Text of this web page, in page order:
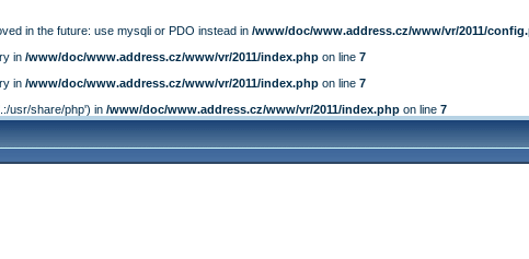
in the future: use mysqli or PDO instead in /www/doc/www.address.cz/www/vr/2011/
in /www/doc/www.address.cz/www/vr/2011/index.php on line 7
in /www/doc/www.address.cz/www/vr/2011/index.php on line 7
usr/share/php') in /www/doc/www.address.cz/www/vr/2011/index.php on line 7